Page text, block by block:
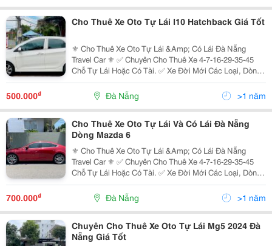
Cho Thuê Xe Oto Tự Lái I10 Hatchback Giá Tốt
⚜️ Cho Thuê Xe Oto Tự Lái &Amp; Có Lái Đà Nẵng
Travel Car ⚜️ ✅ Chuyên Cho Thuê Xe 4-7-16-29-35-45
Chỗ Tự Lái Hoặc Có Tài. ✅ Xe Đời Mới Các Loại, Dòng
Xe Chất Lượng Cao: ̂̃ : I10, Nissan Almera, Mazda 2 3 6,
Accent, Mazda Cx5, Kona, Sonet,...
500.000₫ Đà Nẵng >1 năm
Cho Thuê Xe Oto Tự Lái Và Có Lái Đà Nẵng
Dòng Mazda 6
⚜️ Cho Thuê Xe Oto Tự Lái &Amp; Có Lái Đà Nẵng
Travel Car ⚜️ ✅ Chuyên Cho Thuê Xe 4-7-16-29-35-45
Chỗ Tự Lái Hoặc Có Tài. ✅ Xe Đời Mới Các Loại, Dòng
Xe Chất Lượng Cao: ̂̃ : I10, Nissan Almera, Mazda 2 3 6,
Accent, Mazda Cx5, Kona, Sonet,...
700.000₫ Đà Nẵng >1 năm
Chuyên Cho Thuê Xe Oto Tự Lái Mg5 2024 Đà
Nẵng Giá Tốt